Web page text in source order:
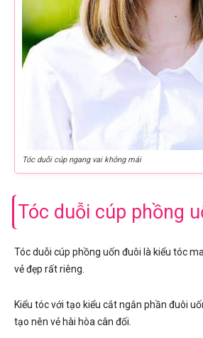
Tóc duỗi cúp ngang vai không mái
Tóc duỗi cúp phồng
Tóc duỗi cúp phồng uốn đuôi là kiểu tóc
vẻ đẹp rất riêng.
Kiểu tóc với tạo kiểu cắt ngắn phần đuôi
tạo nên vẻ hài hòa cân đối.